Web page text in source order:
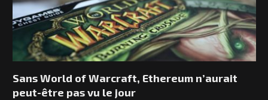
Sans World of Warcraft, Ethereum n’aurait
peut-être pas vu le jour